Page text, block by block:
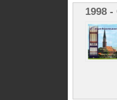
1998